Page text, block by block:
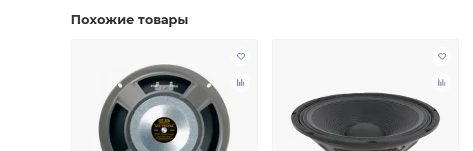
Похожие товары